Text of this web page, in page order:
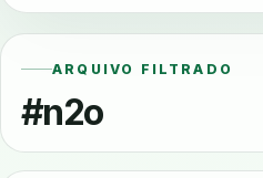
ARQUIVO FILTRADO
#n2o